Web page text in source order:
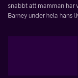
snabbt att mamman har
Barney under hela hans